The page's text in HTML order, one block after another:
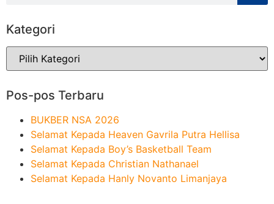
Kategori
Pos-pos Terbaru
BUKBER NSA 2026
Selamat Kepada Heaven Gavrila Putra Hellisa
Selamat Kepada Boy’s Basketball Team
Selamat Kepada Christian Nathanael
Selamat Kepada Hanly Novanto Limanjaya